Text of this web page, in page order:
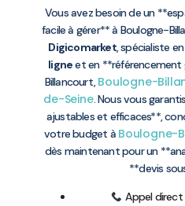
Vous avez besoin de un
facile à gérer** à Boulogne-
Digicomarket, spécialiste en
ligneet en **référencement
Billancourt,Boulogne-
de-Seine. Nous vous
ajustables et efficaces**,
votre budget à Boulogne-
dès maintenant pour un
**devis
Appel direct